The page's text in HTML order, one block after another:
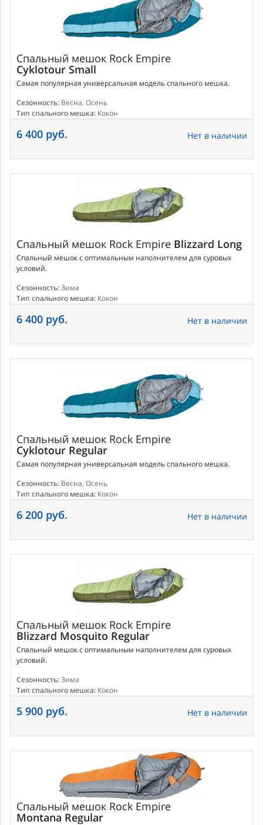
Спальный мешок Rock Empire
Cyklotour Small
Самая популярная универсальная модель спального мешка.
Сезонность: Весна, Осень
Тип спального мешка: Кокон
6 400 руб. Нет в наличии
Спальный мешок Rock Empire Blizzard Long
Спальный мешок с оптимальным наполнителем для суровых
условий.
Сезонность:Зима
Тип спального мешка: Кокон
6 400 руб. Нет в наличии
Спальный мешок Rock Empire
Cyklotour Regular
Самая популярная универсальная модель спального мешка.
Сезонность: Весна, Осень
Тип спального мешка: Кокон
6 200 руб. Нет в наличии
Спальный мешок Rock Empire
Blizzard Mosquito Regular
Спальный мешок с оптимальным наполнителем для суровых
условий.
Сезонность:Зима
Тип спального мешка: Кокон
5 900 руб. Нет в наличии
Спальный мешок Rock Empire
Montana Regular